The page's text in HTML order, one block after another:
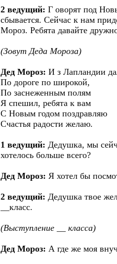
2 ведущий: Г оворят под
сбывается. Сейчас к нам
Мороз. Ребята давайте
(Зовут Деда Мороза)
Дед Мороз: И з Лапландии
По дороге по широкой,
По заснеженным полям
Я спешил, ребята к вам
С Новым годом поздравляю
Счастья радости желаю.
1 ведущий: Дедушка, мы
хотелось больше всего?
Дед Мороз: Я хотел бы
2 ведущий: Дедушка твое
__класс.
(Выступление __ класса)
Дед Мороз: А где же моя